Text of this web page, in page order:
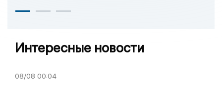
Интересные новости
08/08 00:04